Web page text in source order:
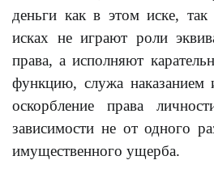
деньги как в этом иске,
исках не играют роли
права, а исполняют
функцию, служа наказанием
оскорбление права
зависимости не от одного
имущественного ущерба.